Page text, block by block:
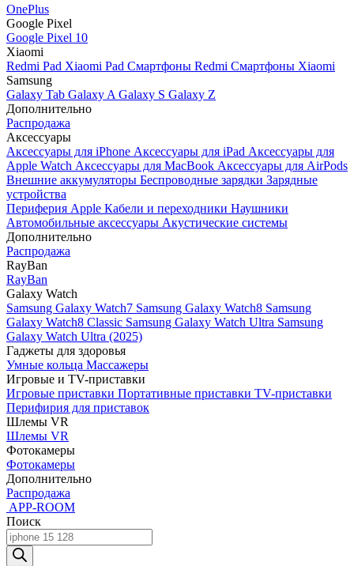
OnePlus
Google Pixel
Google Pixel 10
Xiaomi
Redmi Pad Xiaomi Pad Смартфоны Redmi Смартфоны Xiaomi
Samsung
Galaxy Tab Galaxy A Galaxy S Galaxy Z
Дополнительно
Распродажа
Аксессуары
Аксессуары для iPhone Аксессуары для iPad Аксессуары для
Apple Watch Аксессуары для MacBook Аксессуары для AirPods
Внешние аккумуляторы Беспроводные зарядки Зарядные
устройства
Периферия Apple Кабели и переходники Наушники
Автомобильные аксессуары Акустические системы
Дополнительно
Распродажа
RayBan
RayBan
Galaxy Watch
Samsung Galaxy Watch7 Samsung Galaxy Watch8 Samsung
Galaxy Watch8 Classic Samsung Galaxy Watch Ultra Samsung
Galaxy Watch Ultra (2025)
Гаджеты для здоровья
Умные кольца Массажеры
Игровые и TV-приставки
Игровые приставки Портативные приставки TV-приставки
Перифирия для приставок
Шлемы VR
Шлемы VR
Фотокамеры
Фотокамеры
Дополнительно
Распродажа
APP-ROOM
Поиск
Поиск
товаров